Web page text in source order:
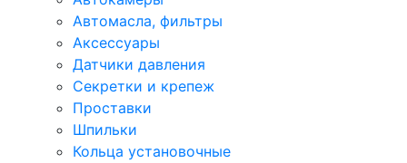
Автомасла, фильтры
Аксессуары
Датчики давления
Секретки и крепеж
Проставки
Шпильки
Кольца установочные